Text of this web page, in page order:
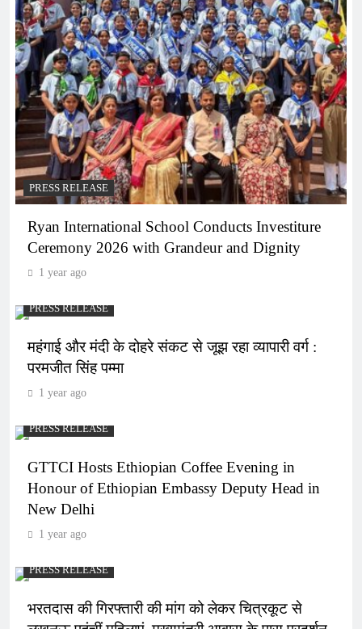
PRESS RELEASE
Ryan International School Conducts Investiture
Ceremony 2026 with Grandeur and Dignity
1 year ago
PRESS RELEASE
महंगाई और मंदी के दोहरे संकट से जूझ रहा व्यापारी वर्ग :
परमजीत सिंह पम्मा
1 year ago
PRESS RELEASE
GTTCI Hosts Ethiopian Coffee Evening in
Honour of Ethiopian Embassy Deputy Head in
New Delhi
1 year ago
PRESS RELEASE
भरतदास की गिरफ्तारी की मांग को लेकर चित्रकूट से